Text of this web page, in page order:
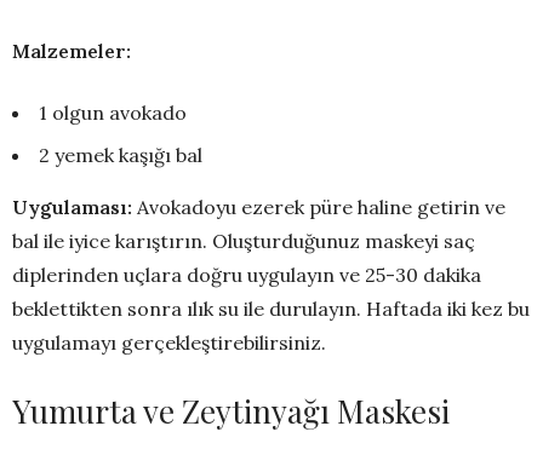
Malzemeler:
1 olgun avokado
2 yemek kaşığı bal
Uygulaması: Avokadoyu ezerek püre haline getirin ve
bal ile iyice karıştırın. Oluşturduğunuz maskeyi saç
diplerinden uçlara doğru uygulayın ve 25-30 dakika
beklettikten sonra ılık su ile durulayın. Haftada iki kez bu
uygulamayı gerçekleştirebilirsiniz.
Yumurta ve Zeytinyağı Maskesi